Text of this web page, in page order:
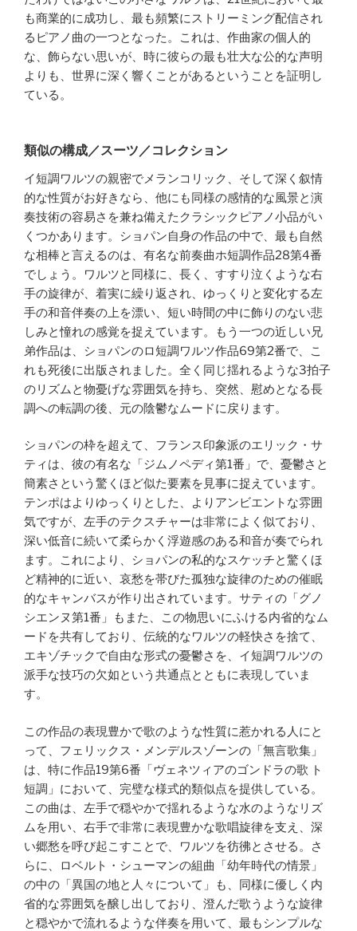
も商業的に成功し、最も頻繁にストリーミング配信され
るピアノ曲の一つとなった。これは、作曲家の個人的
な、飾らない思いが、時に彼らの最も壮大な公的な声明
よりも、世界に深く響くことがあるということを証明し
ている。
類似の構成／スーツ／コレクション
イ短調ワルツの親密でメランコリック、そして深く叙情
的な性質がお好きなら、他にも同様の感情的な風景と演
奏技術の容易さを兼ね備えたクラシックピアノ小品がい
くつかあります。ショパン自身の作品の中で、最も自然
な相棒と言えるのは、有名な前奏曲ホ短調作品28第4番
でしょう。ワルツと同様に、長く、すすり泣くような右
手の旋律が、着実に繰り返され、ゆっくりと変化する左
手の和音伴奏の上を漂い、短い時間の中に飾りのない悲
しみと憧れの感覚を捉えています。もう一つの近しい兄
弟作品は、ショパンのロ短調ワルツ作品69第2番で、こ
れも死後に出版されました。全く同じ揺れるような3拍子
のリズムと物憂げな雰囲気を持ち、突然、慰めとなる長
調への転調の後、元の陰鬱なムードに戻ります。
ショパンの枠を超えて、フランス印象派のエリック・サ
ティは、彼の有名な「ジムノペディ第1番」で、憂鬱さと
簡素さという驚くほど似た要素を見事に捉えています。
テンポはよりゆっくりとした、よりアンビエントな雰囲
気ですが、左手のテクスチャーは非常によく似ており、
深い低音に続いて柔らかく浮遊感のある和音が奏でられ
ます。これにより、ショパンの私的なスケッチと驚くほ
ど精神的に近い、哀愁を帯びた孤独な旋律のための催眠
的なキャンバスが作り出されています。サティの「グノ
シエンヌ第1番」もまた、この物思いにふける内省的なム
ードを共有しており、伝統的なワルツの軽快さを捨て、
エキゾチックで自由な形式の憂鬱さを、イ短調ワルツの
派手な技巧の欠如という共通点とともに表現していま
す。
この作品の表現豊かで歌のような性質に惹かれる人にと
って、フェリックス・メンデルスゾーンの「無言歌集」
は、特に作品19第6番「ヴェネツィアのゴンドラの歌 ト
短調」において、完璧な様式的類似点を提供している。
この曲は、左手で穏やかで揺れるような水のようなリズ
ムを用い、右手で非常に表現豊かな歌唱旋律を支え、深
い郷愁を呼び起こすことで、ワルツを彷彿とさせる。さ
らに、ロベルト・シューマンの組曲「幼年時代の情景」
の中の「異国の地と人々について」も、同様に優しく内
省的な雰囲気を醸し出しており、澄んだ歌うような旋律
と穏やかで流れるような伴奏を用いて、最もシンプルな